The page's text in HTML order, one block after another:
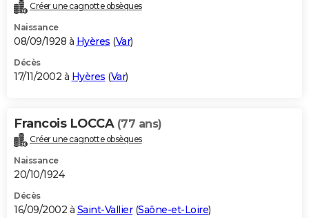
Créer une cagnotte obsèques
Naissance
08/09/1928 à Hyères (Var)
Décès
17/11/2002 à Hyères (Var)
Francois LOCCA (77 ans)
Créer une cagnotte obsèques
Naissance
20/10/1924
Décès
16/09/2002 à Saint-Vallier(Saône-et-Loire)